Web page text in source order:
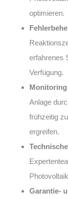
optimieren.
erfahrenes
Verfügung.
Anlage
frühzeitig
ergreifen.
Garantie-